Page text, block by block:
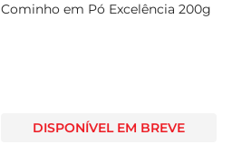
Cominho em Pó Excelência 200g
DISPONÍVEL EM BREVE